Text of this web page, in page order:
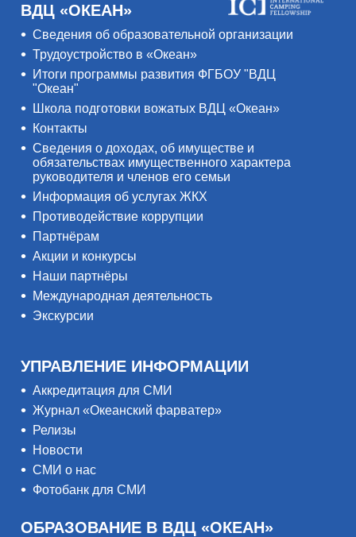
ВДЦ «ОКЕАН»
Сведения об образовательной организации
Трудоустройство в «Океан»
Итоги программы развития ФГБОУ "ВДЦ
"Океан"
Школа подготовки вожатых ВДЦ «Океан»
Контакты
Сведения о доходах, об имуществе и
обязательствах имущественного характера
руководителя и членов его семьи
Информация об услугах ЖКХ
Противодействие коррупции
Партнёрам
Акции и конкурсы
Наши партнёры
Международная деятельность
Экскурсии
УПРАВЛЕНИЕ ИНФОРМАЦИИ
Аккредитация для СМИ
Журнал «Океанский фарватер»
Релизы
Новости
СМИ о нас
Фотобанк для СМИ
ОБРАЗОВАНИЕ В ВДЦ «ОКЕАН»